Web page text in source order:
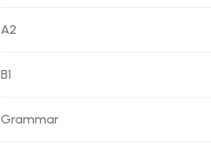
A2
B1
Grammar